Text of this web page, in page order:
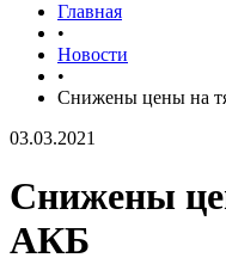
Главная
•
Новости
•
Снижены цены на
03.03.2021
Снижены
АКБ